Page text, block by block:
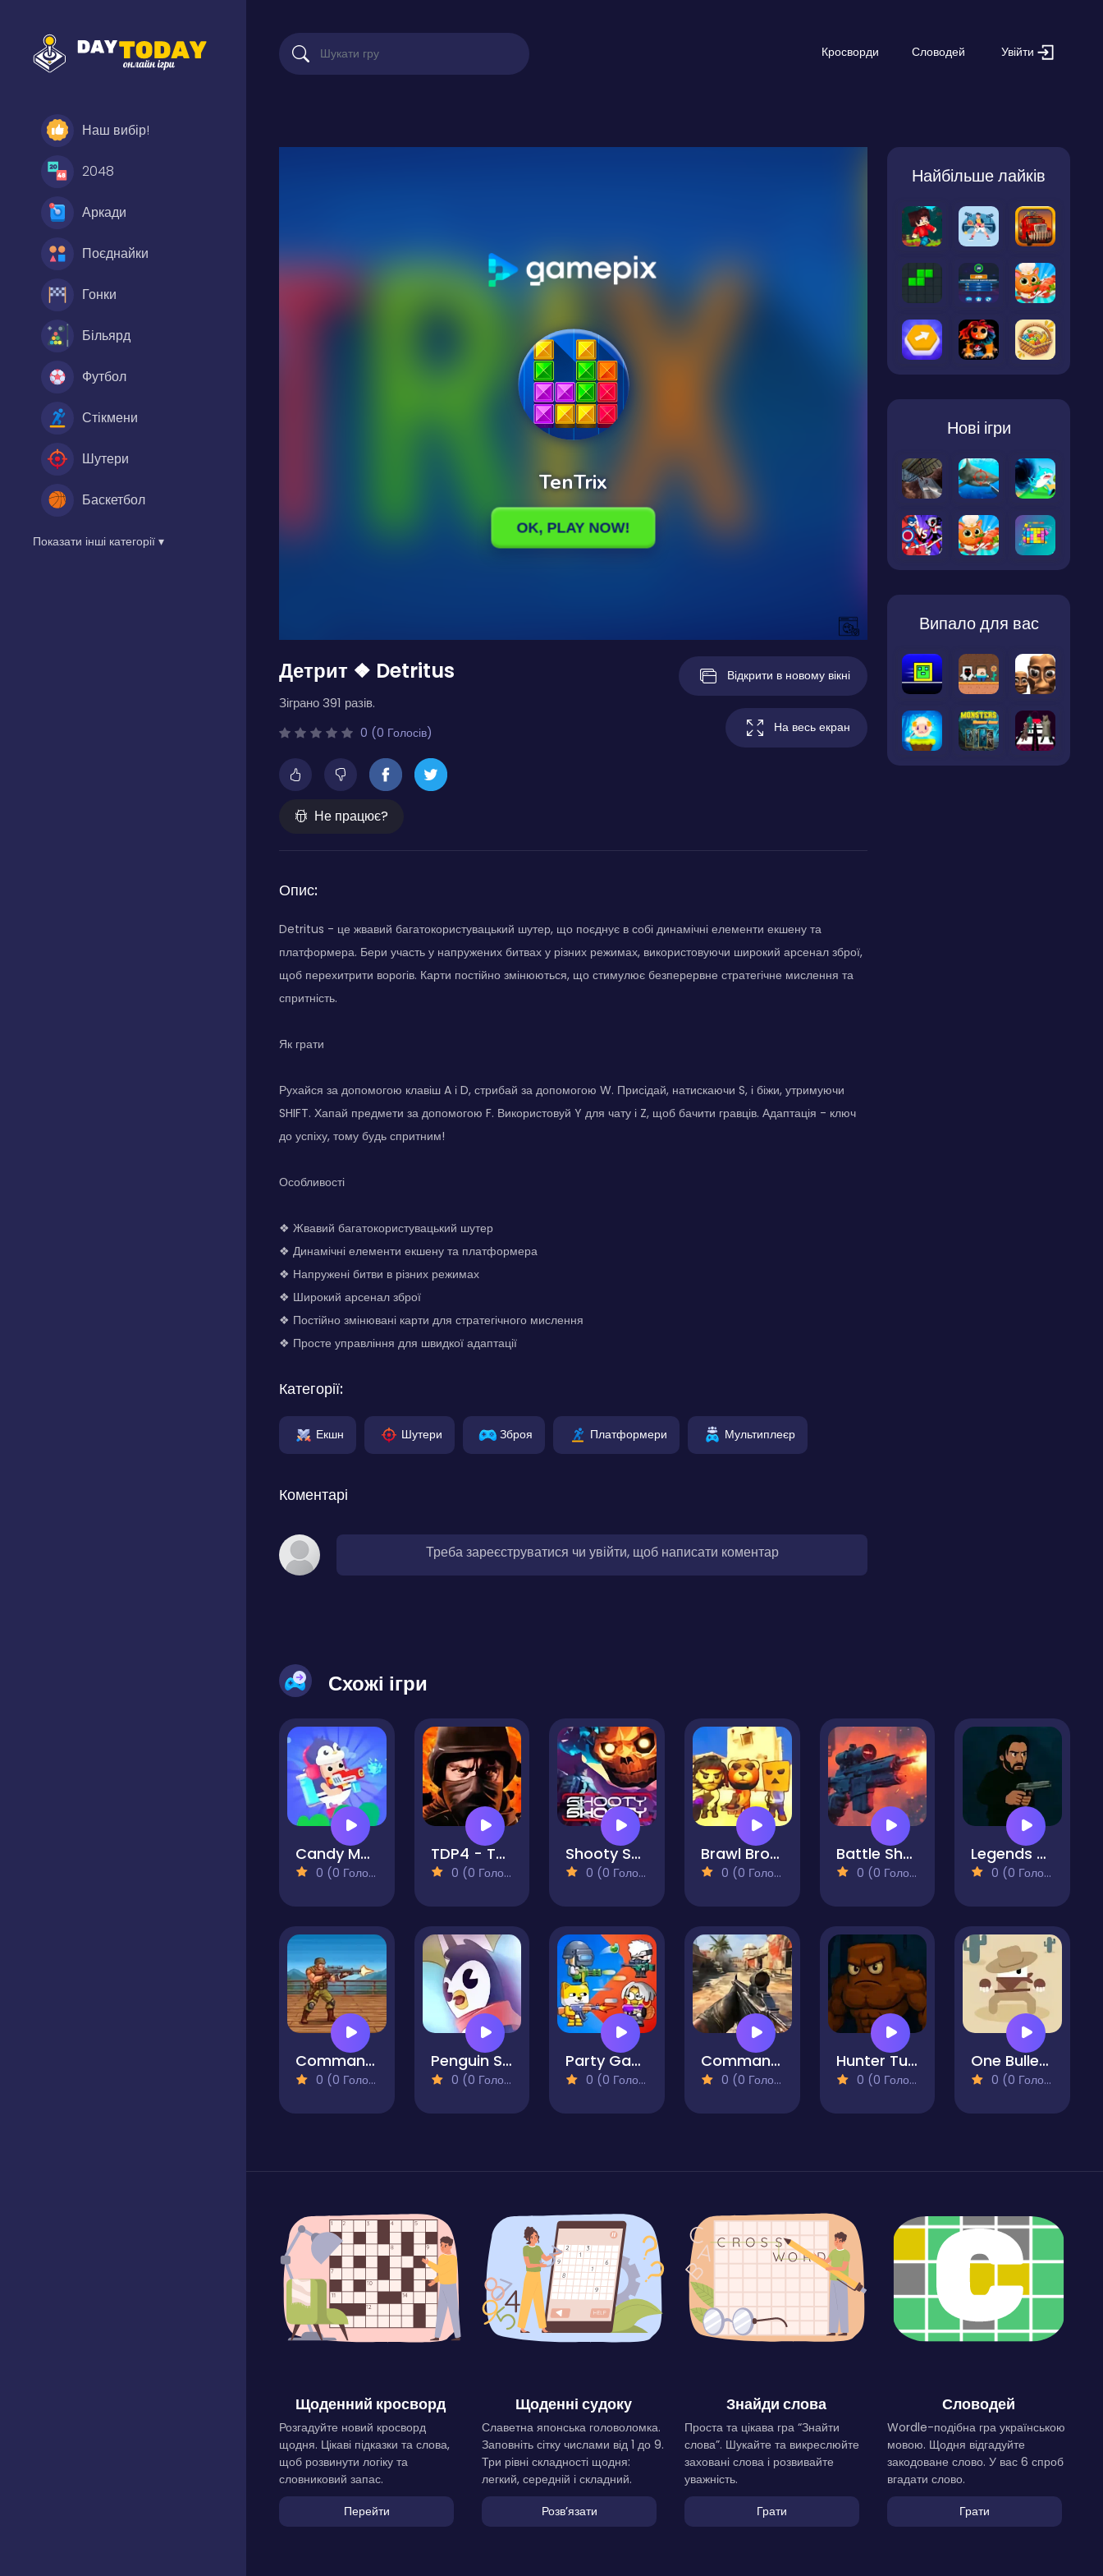
Наш вибір!
2048
Аркади
Поєднайки
Гонки
Більярд
Футбол
Стікмени
Шутери
Баскетбол
Показати інші категорії ▾
Кросворди Словодей Увійти
Детрит ❖ Detritus
Зіграно 391 разів.
0 (0 Голосів)
Не працює?
Відкрити в новому вікні
На весь екран
Опис:
Detritus - це жвавий багатокористувацький шутер, що поєднує в собі динамічні елементи екшену та
платформера. Бери участь у напружених битвах у різних режимах, використовуючи широкий арсенал зброї,
щоб перехитрити ворогів. Карти постійно змінюються, що стимулює безперервне стратегічне мислення та
спритність.
Як грати
Рухайся за допомогою клавіш A і D, стрибай за допомогою W. Присідай, натискаючи S, і біжи, утримуючи
SHIFT. Хапай предмети за допомогою F. Використовуй Y для чату і Z, щоб бачити гравців. Адаптація - ключ
до успіху, тому будь спритним!
Особливості
❖ Жвавий багатокористувацький шутер
❖ Динамічні елементи екшену та платформера
❖ Напружені битви в різних режимах
❖ Широкий арсенал зброї
❖ Постійно змінювані карти для стратегічного мислення
❖ Просте управління для швидкої адаптації
Категорії:
Екшн Шутери Зброя Платформери Мультиплеєр
Коментарі
Треба зареєструватися чи увійти, щоб написати коментар
Найбільше лайків
Нові ігри
Випало для вас
Схожі ігри
Candy Man Shooting
0 (0 Голосів)
TDP4 - Team Battle
0 (0 Голосів)
Shooty Shooty
0 (0 Голосів)
Brawl Bros Squad
0 (0 Голосів)
Battle Shot Elite
0 (0 Голосів)
Legends John Wicked
0 (0 Голосів)
Commando Arcade Shooter
0 (0 Голосів)
Penguin Strike
0 (0 Голосів)
Party Games Mini Shooter Battle
0 (0 Голосів)
Commando Force 2
0 (0 Голосів)
Hunter Tung Tung Sahur
0 (0 Голосів)
One Bullet for the West
0 (0 Голосів)
Щоденний кросворд
Розгадуйте новий кросворд
щодня. Цікаві підказки та слова,
щоб розвинути логіку та
словниковий запас.
Перейти
Щоденні судоку
Славетна японська головоломка.
Заповніть сітку числами від 1 до 9.
Три рівні складності щодня:
легкий, середній і складний.
Розвʼязати
Знайди слова
Проста та цікава гра “Знайти
слова”. Шукайте та викреслюйте
заховані слова і розвивайте
уважність.
Грати
Словодей
Wordle-подібна гра українською
мовою. Щодня відгадуйте
закодоване слово. У вас 6 спроб
вгадати слово.
Грати